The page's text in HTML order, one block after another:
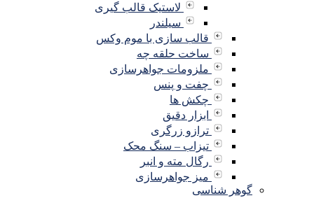
لاستیک قالب گیری
سیلندر
قالب سازی با موم وکس
ساخت حلقه چه
ملزومات جواهرسازی
چفت و پنس
چکش ها
ابزار دقیق
ترازو زرگری
تیزاب – سنگ محک
رگال مته و انبر
میز جواهرسازی
گوهر شناسی